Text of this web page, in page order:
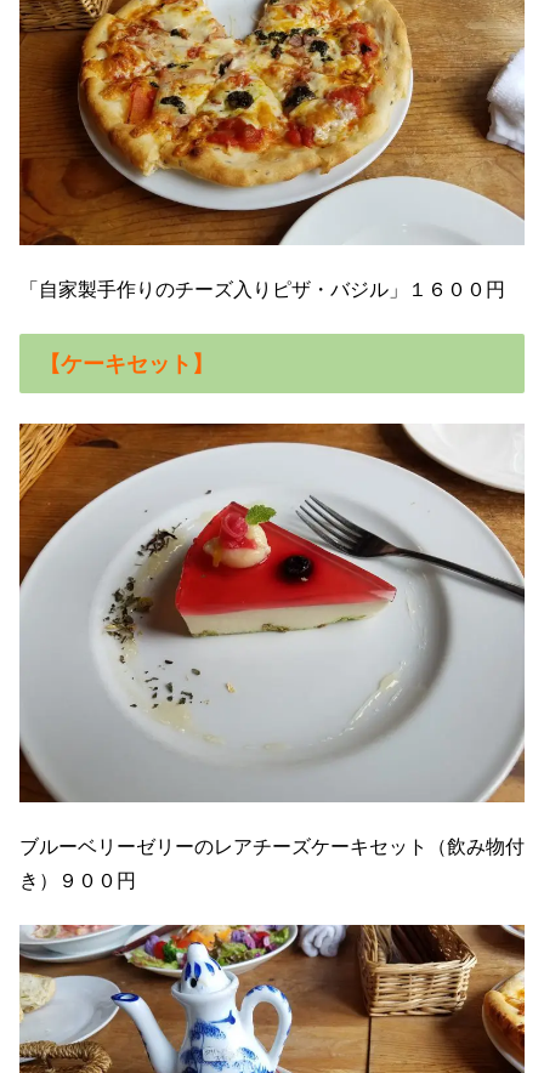
「自家製手作りのチーズ入りピザ・バジル」１６００円
【ケーキセット】
ブルーベリーゼリーのレアチーズケーキセット（飲み物付
き）９００円